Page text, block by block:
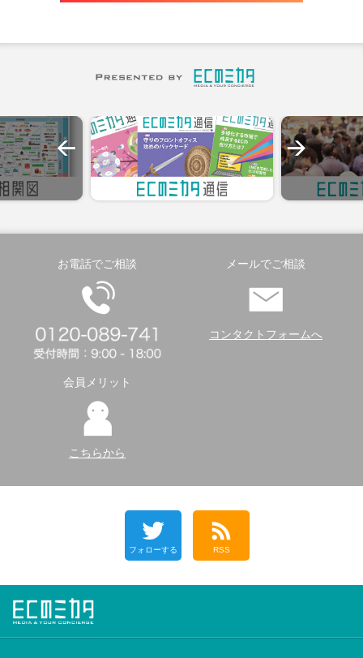
お電話でご相談 メールでご相談
コンタクトフォームへ
会員メリット
こちらから
フォローする RSS